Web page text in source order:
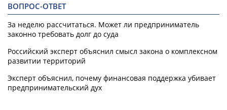
ВОПРОС-ОТВЕТ
За неделю рассчитаться. Может ли предприниматель
законно требовать долг до суда
Российский эксперт объяснил смысл закона о комплексном
развитии территорий
Эксперт объяснил, почему финансовая поддержка убивает
предпринимательский дух